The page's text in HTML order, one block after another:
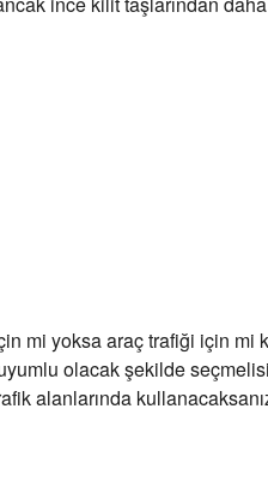
mi yoksa araç trafiği için mi
olacak şekilde
alanlarında